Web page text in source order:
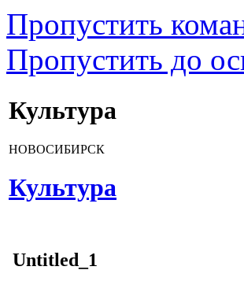
Пропустить
Пропустить до
Культура
НОВОСИБИРСК
Культура
Untitled_1